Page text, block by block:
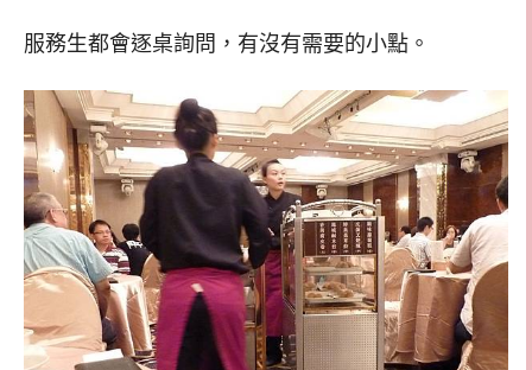
服務生都會逐桌詢問，有沒有需要的小點。